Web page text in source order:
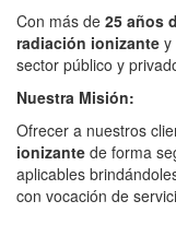
Con más de 25 años
radiación ionizante y
sector público y
Nuestra Misión:
Ofrecer a nuestros
ionizante de forma
aplicables
con vocación de